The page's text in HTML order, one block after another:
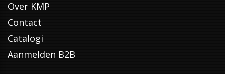
Over KMP
Contact
Catalogi
Aanmelden B2B